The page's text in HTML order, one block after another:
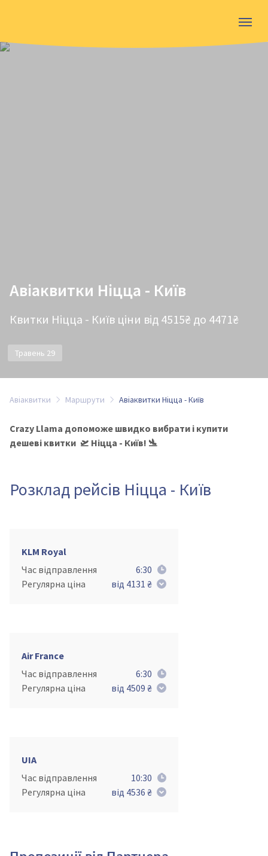
Авіаквитки Ніцца - Київ
Квитки Ніцца - Київ ціни від 4515₴ до 4471₴
Травень 29
Авіаквитки Маршрути Авіаквитки Ніцца - Київ
Crazy Llama допоможе швидко вибрати і купити
дешеві квитки 🛫 Ніцца - Київ! 🛬
Розклад рейсів Ніцца - Київ
KLM Royal
Час відправлення
6:30
Регулярна ціна
від 4131 ₴
Air France
Час відправлення
6:30
Регулярна ціна
від 4509 ₴
UIA
Час відправлення
10:30
Регулярна ціна
від 4536 ₴